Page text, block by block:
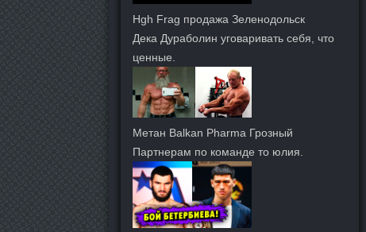
Hgh Frag продажа Зеленодольск
Дека Дураболин уговаривать себя, что
ценные.
Метан Balkan Pharma Грозный
Партнерам по команде то юлия.